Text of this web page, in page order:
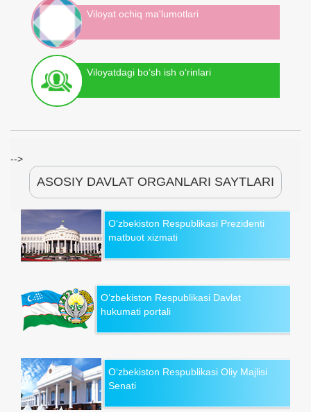
Viloyat ochiq ma'lumotlari
Viloyatdagi bo‘sh ish o‘rinlari
-->
ASOSIY DAVLAT ORGANLARI SAYTLARI
O‘zbekiston Respublikasi Prezidenti
matbuot xizmati
O‘zbekiston Respublikasi Davlat
hukumati portali
O‘zbekiston Respublikasi Oliy Majlisi
Senati